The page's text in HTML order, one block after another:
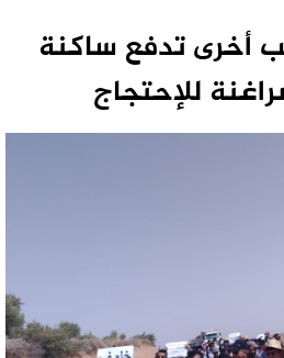
أخرى تدفع ساكنة
للإحتجاج